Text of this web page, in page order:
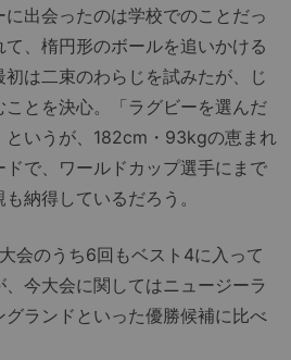
出会ったのは学校でのことだっ
、楕円形のボールを追いかける
は二束のわらじを試みたが、じ
とを決心。「ラグビーを選んだ
というが、182cm・93kgの恵まれ
で、ワールドカップ選手にまで
納得しているだろう。
会のうち6回もベスト4に入って
今大会に関してはニュージーラ
ランドといった優勝候補に比べ